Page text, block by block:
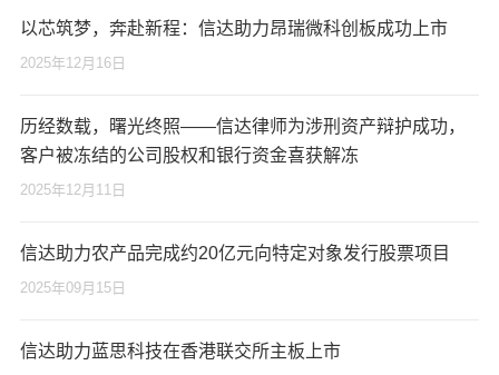
以芯筑梦，奔赴新程：信达助力昂瑞微科创板成功上市
2025年12月16日
历经数载，曙光终照——信达律师为涉刑资产辩护成功，
客户被冻结的公司股权和银行资金喜获解冻
2025年12月11日
信达助力农产品完成约20亿元向特定对象发行股票项目
2025年09月15日
信达助力蓝思科技在香港联交所主板上市